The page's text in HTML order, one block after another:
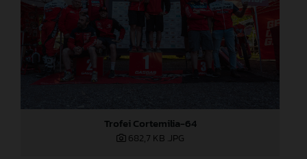
Trofei Cortemilia-64
682,7 KB .JPG